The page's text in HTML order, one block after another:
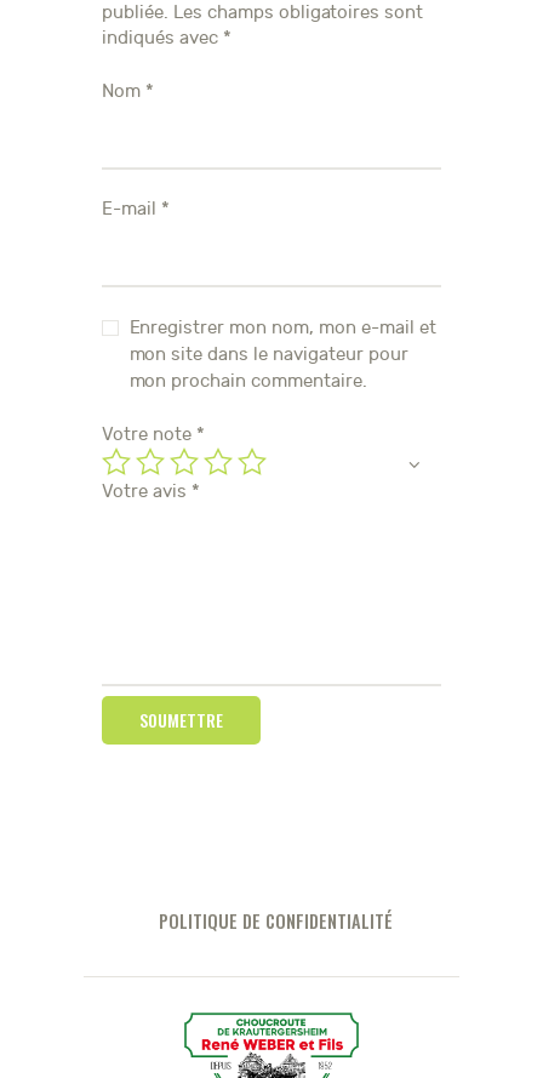
publiée. Les champs obligatoires sont
indiqués avec *
Nom *
E-mail *
Enregistrer mon nom, mon e-mail et
mon site dans le navigateur pour
mon prochain commentaire.
Votre note *
Votre avis *
POLITIQUE DE CONFIDENTIALITÉ